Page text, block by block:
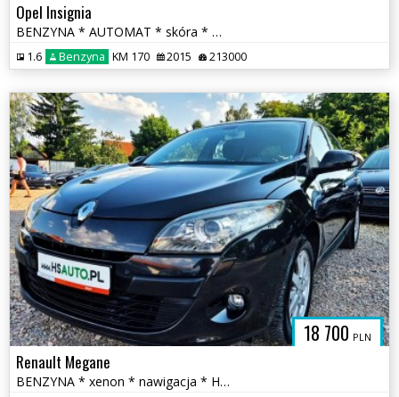
Opel Insignia
BENZYNA * AUTOMAT * skóra * martwa strefa * KAMERA * nawigacja * lift
1.6 Benzyna KM 170 2015 213000
18 700 PLN
Renault Megane
BENZYNA * xenon * nawigacja * HANDS FREE * super * OKAZJA * 5 drzwi